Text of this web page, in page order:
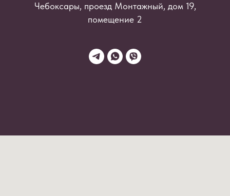
Чебоксары, проезд Монтажный, дом 19,
помещение 2